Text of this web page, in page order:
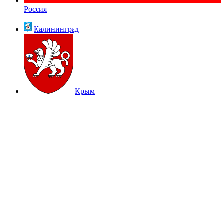
Россия
Калининград
Крым